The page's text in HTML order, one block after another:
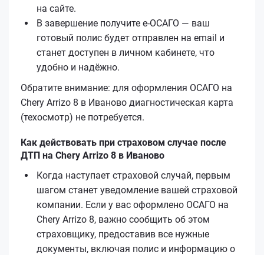
на сайте.
В завершение получите е‑ОСАГО — ваш
готовый полис будет отправлен на email и
станет доступен в личном кабинете, что
удобно и надёжно.
Обратите внимание: для оформления ОСАГО на
Chery Arrizo 8 в Иваново диагностическая карта
(техосмотр) не потребуется.
Как действовать при страховом случае после
ДТП на Chery Arrizo 8 в Иваново
Когда наступает страховой случай, первым
шагом станет уведомление вашей страховой
компании. Если у вас оформлено ОСАГО на
Chery Arrizo 8, важно сообщить об этом
страховщику, предоставив все нужные
документы, включая полис и информацию о